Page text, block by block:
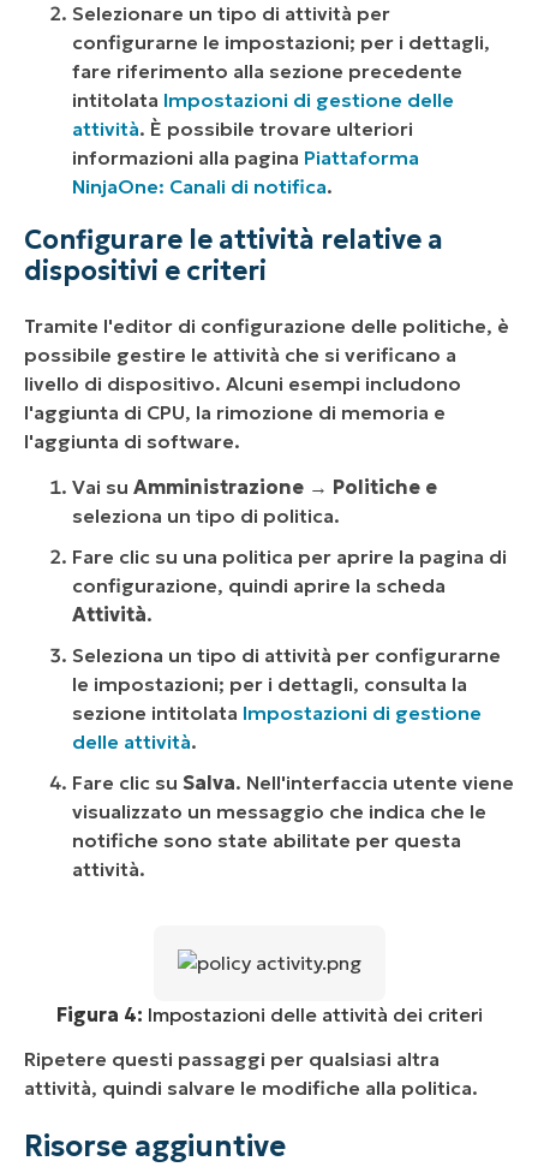
Selezionare un tipo di attività per
configurarne le impostazioni; per i dettagli,
fare riferimento alla sezione precedente
intitolata Impostazioni di gestione delle
attività. È possibile trovare ulteriori
informazioni alla pagina Piattaforma
NinjaOne: Canali di notifica.
Configurare le attività relative a
dispositivi e criteri
Tramite l'editor di configurazione delle politiche, è
possibile gestire le attività che si verificano a
livello di dispositivo. Alcuni esempi includono
l'aggiunta di CPU, la rimozione di memoria e
l'aggiunta di software.
Vai su Amministrazione → Politiche e
seleziona un tipo di politica.
Fare clic su una politica per aprire la pagina di
configurazione, quindi aprire la scheda
Attività.
Seleziona un tipo di attività per configurarne
le impostazioni; per i dettagli, consulta la
sezione intitolata Impostazioni di gestione
delle attività.
Fare clic su Salva. Nell'interfaccia utente viene
visualizzato un messaggio che indica che le
notifiche sono state abilitate per questa
attività.
Figura 4: Impostazioni delle attività dei criteri
Ripetere questi passaggi per qualsiasi altra
attività, quindi salvare le modifiche alla politica.
Risorse aggiuntive